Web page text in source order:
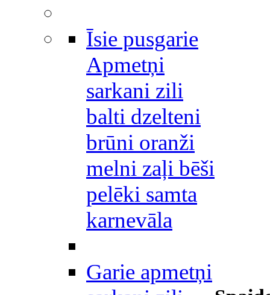
Īsie pusgarie
Apmetņi
sarkani zili
balti dzelteni
brūni oranži
melni zaļi bēši
pelēki samta
karnevāla
Garie apmetņi